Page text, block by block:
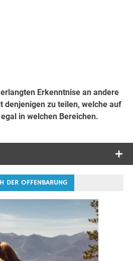
Erkenntnise an andere
denjenigen zu teilen, welche auf
in welchen Bereichen.
DER OFFENBARUNG